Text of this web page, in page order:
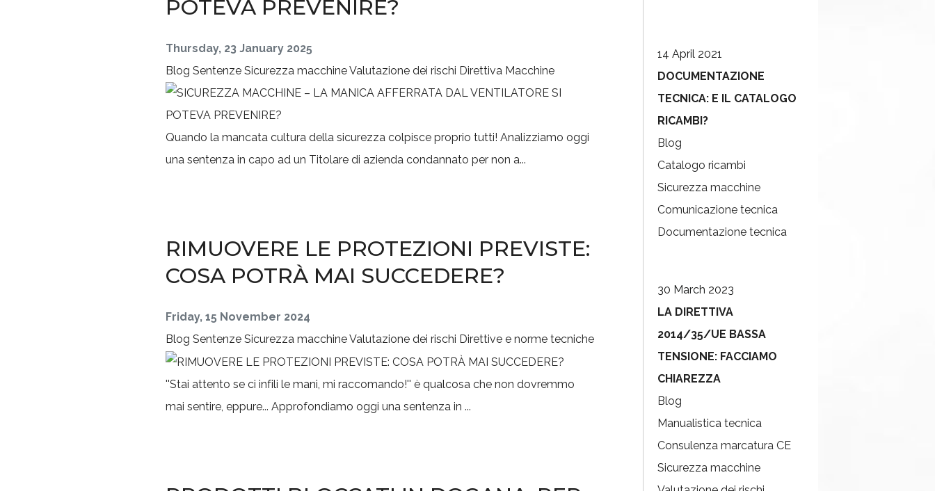
POTEVA PREVENIRE?
Thursday, 23 January 2025
Blog Sentenze Sicurezza macchineValutazione dei rischi Direttiva Macchine
Quando la mancata cultura della sicurezza colpisce proprio tutti! Analizziamo oggi
una sentenza in capo ad un Titolare di azienda condannato per non a...
RIMUOVERE LE PROTEZIONI PREVISTE:
COSA POTRÀ MAI SUCCEDERE?
Friday, 15 November 2024
Blog Sentenze Sicurezza macchineValutazione dei rischi Direttive e norme tecniche
''Stai attento se ci infili le mani, mi raccomando!'' è qualcosa che non dovremmo
mai sentire, eppure... Approfondiamo oggi una sentenza in ...
14 April 2021
DOCUMENTAZIONE
TECNICA: E IL CATALOGO
RICAMBI?
Blog
Catalogo ricambi
Sicurezza macchine
Comunicazione tecnica
Documentazione tecnica
30 March 2023
LA DIRETTIVA
2014/35/UE BASSA
TENSIONE: FACCIAMO
CHIAREZZA
Blog
Manualistica tecnica
Consulenza marcatura CE
Sicurezza macchine